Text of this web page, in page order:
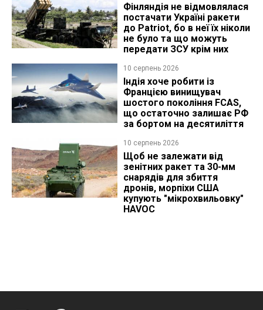
Фінляндія не відмовлялася
постачати Україні ракети
до Patriot, бо в неї їх ніколи
не було та що можуть
передати ЗСУ крім них
10 серпень 2026
Індія хоче робити із
Францією винищувач
шостого покоління FCAS,
що остаточно залишає РФ
за бортом на десятиліття
10 серпень 2026
Щоб не залежати від
зенітних ракет та 30-мм
снарядів для збиття
дронів, морпіхи США
купують "мікрохвильовку"
HAVOC